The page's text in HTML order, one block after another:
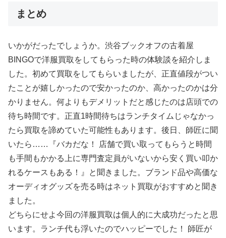
まとめ
いかがだったでしょうか。渋谷ブックオフの古着屋
BINGOで洋服買取をしてもらった時の体験談を紹介しま
した。初めて買取をしてもらいましたが、正直値段がつい
たことが嬉しかったので安かったのか、高かったのかは分
かりません。何よりもデメリットだと感じたのは店頭での
待ち時間です。正直1時間待ちはランチタイムじゃなかっ
たら買取を諦めていた可能性もあります。後日、師匠に聞
いたら……『バカだな！ 店舗で買い取ってもらうと時間
も手間もかかる上に専門査定員がいないから安く買い叩か
れるケースもある！』と聞きました。ブランド品や高価な
オーディオグッズを売る時はネット買取がおすすめと聞き
ました。
どちらにせよ今回の洋服買取は個人的に大成功だったと思
います。ランチ代も浮いたのでハッピーでした！ 師匠が